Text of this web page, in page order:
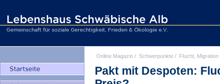
Online Magazin / Schwerpunkte / Flucht, Migration
Pakt mit Despoten: